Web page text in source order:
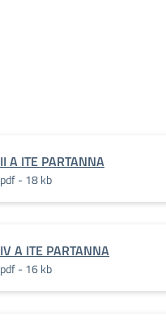
II A ITE PARTANNA
pdf - 18 kb
IV A ITE PARTANNA
pdf - 16 kb